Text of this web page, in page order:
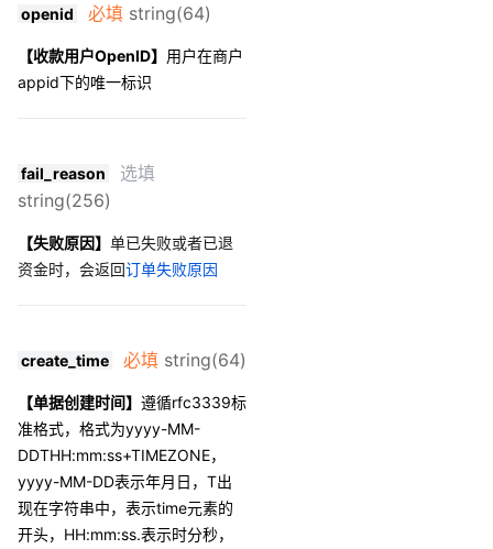
openid 必填 string(64)
【收款用户OpenID】 用户在商户
appid下的唯一标识
fail_reason
选填
string(256)
【失败原因】 单已失败或者已退
资金时，会返回订单失败原因
create_time 必填 string(64)
【单据创建时间】 遵循rfc3339标
准格式，格式为yyyy-MM-
DDTHH:mm:ss+TIMEZONE，
yyyy-MM-DD表示年月日，T出
现在字符串中，表示time元素的
开头，HH:mm:ss.表示时分秒，